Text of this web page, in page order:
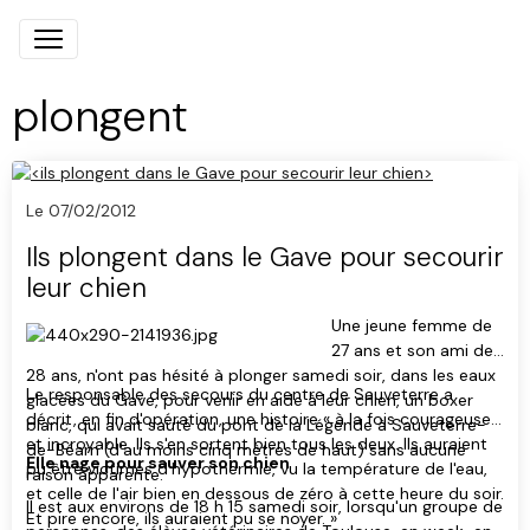
plongent
Le 07/02/2012
Ils plongent dans le Gave pour secourir
leur chien
Une jeune femme de
27 ans et son ami de
28 ans, n'ont pas hésité à plonger samedi soir, dans les eaux
glacées du Gave, pour venir en aide à leur chien, un boxer
blanc, qui avait sauté du pont de la Légende à Sauveterre-
de-Béarn (d'au moins cinq mètres de haut) sans aucune
raison apparente.
Le responsable des secours du centre de Sauveterre a
décrit, en fin d'opération, une histoire « à la fois courageuse
et incroyable. Ils s'en sortent bien tous les deux. Ils auraient
pu être victimes d'hypothermie, vu la température de l'eau,
et celle de l'air bien en dessous de zéro à cette heure du soir.
Et pire encore, ils auraient pu se noyer. »
Elle nage pour sauver son chien
Il est aux environs de 18 h 15 samedi soir, lorsqu'un groupe de